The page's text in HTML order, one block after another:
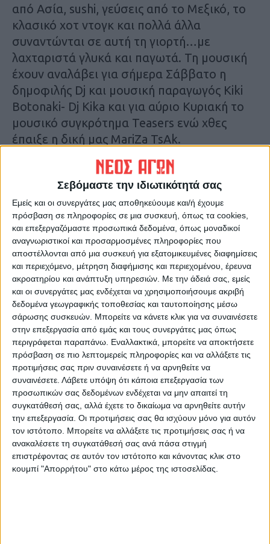
Σεβόμαστε την ιδιωτικότητά σας
Εμείς και οι συνεργάτες μας αποθηκεύουμε και/ή έχουμε
πρόσβαση σε πληροφορίες σε μια συσκευή, όπως τα cookies,
και επεξεργαζόμαστε προσωπικά δεδομένα, όπως μοναδικοί
αναγνωριστικοί και προσαρμοσμένες πληροφορίες που
αποστέλλονται από μια συσκευή για εξατομικευμένες διαφημίσεις
και περιεχόμενο, μέτρηση διαφήμισης και περιεχομένου, έρευνα
ακροατηρίου και ανάπτυξη υπηρεσιών. Με την άδειά σας, εμείς
και οι συνεργάτες μας ενδέχεται να χρησιμοποιήσουμε ακριβή
δεδομένα γεωγραφικής τοποθεσίας και ταυτοποίησης μέσω
σάρωσης συσκευών. Μπορείτε να κάνετε κλικ για να συναινέσετε
στην επεξεργασία από εμάς και τους συνεργάτες μας όπως
περιγράφεται παραπάνω. Εναλλακτικά, μπορείτε να αποκτήσετε
πρόσβαση σε πιο λεπτομερείς πληροφορίες και να αλλάξετε τις
προτιμήσεις σας πριν συναινέσετε ή να αρνηθείτε να
συναινέσετε. Λάβετε υπόψη ότι κάποια επεξεργασία των
προσωπικών σας δεδομένων ενδέχεται να μην απαιτεί τη
συγκατάθεσή σας, αλλά έχετε το δικαίωμα να αρνηθείτε αυτήν
την επεξεργασία. Οι προτιμήσεις σας θα ισχύουν μόνο για αυτόν
τον ιστότοπο. Μπορείτε να αλλάξετε τις προτιμήσεις σας ή να
ανακαλέσετε τη συγκατάθεσή σας ανά πάσα στιγμή
επιστρέφοντας σε αυτόν τον ιστότοπο και κάνοντας κλικ στο
κουμπί "Απορρήτου" στο κάτω μέρος της ιστοσελίδας.
από Ασία, sushi, γεύσεις από το Μεξικό, το
κλασικό χοτ ντογκ και πολλά άλλα
συναντώνται σε αυτή τη γιορτή…με
λαχταριστά γλυκά και παγωτά. Τη μουσική
έχουν αναλάβει για σήμερα Σάββατο η
δημοφιλής Dj και μουσική παραγωγός Kiki
Botonaki- Dj Kika και για αύριο Κυριακή το
μουσικό συγκρότημα Teasers ενώ χθες
έπαιξε η δική μας MariZa TsAk.